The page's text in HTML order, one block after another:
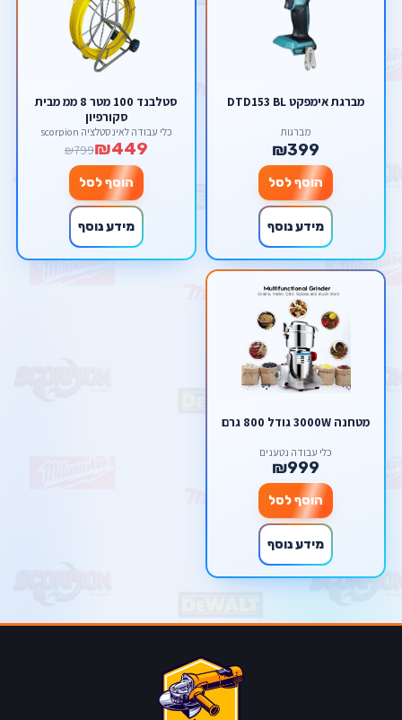
מברגת אימפקט DTD153 BL
מברגות
₪399
הוסף לסל
מידע נוסף
סטלבנד 100 מטר 8 ממ מבית
סקורפיון
כלי עבודה לאינסטלציה scorpion
₪449
₪799
הוסף לסל
מידע נוסף
מטחנה 3000W גודל 800 גרם
כלי עבודה נטענים
₪999
הוסף לסל
מידע נוסף